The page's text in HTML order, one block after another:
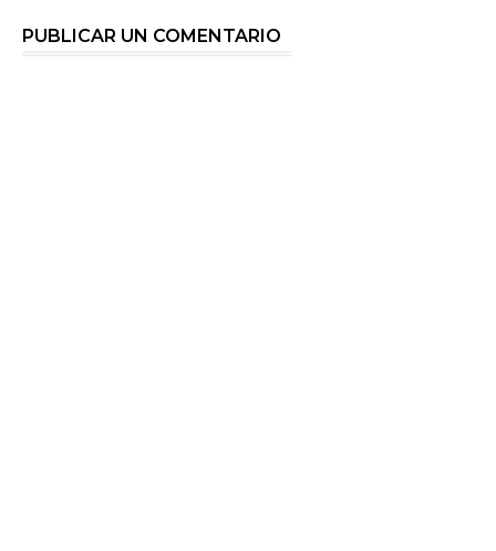
PUBLICAR UN COMENTARIO